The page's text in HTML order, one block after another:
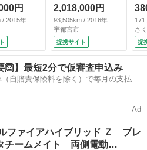
チナビ Ｃ
フルセ
ｌｕｅｔ
ＳＤ バ
ラ コーナ
ー ビルト
Ｃ 前後ド
側パワス
フォグラ
円
/ 2015年
１０型ナビ バック
カメラ 両側電動ド
ア レーダークルー
ズ 禁煙車 コーナ
ーセンサー スマー
トキー ＬＥＤヘッ
ド ビルトインＥＴ
Ｃ 純正１８インチ
（検9.3）
2,018,000円
93,505km / 2016年
宇都宮市
提携サイト
ン
カ
Ｖ
ナ
イ
納
オ
さ
提
🙆】最短2分で仮審査申込み
自賠責保険料を除く）で毎月の支払額
Ad
ファイアハイブリッド Ｚ プレ
チームメイト 両側電動…